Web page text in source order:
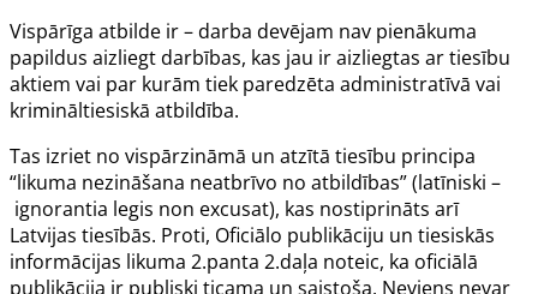
Vispārīga atbilde ir – darba devējam nav pienākuma
papildus aizliegt darbības, kas jau ir aizliegtas ar tiesību
aktiem vai par kurām tiek paredzēta administratīvā vai
krimināltiesiskā atbildība.
Tas izriet no vispārzināmā un atzītā tiesību principa
“likuma nezināšana neatbrīvo no atbildības” (latīniski –
ignorantia legis non excusat), kas nostiprināts arī
Latvijas tiesībās. Proti, Oficiālo publikāciju un tiesiskās
informācijas likuma 2.panta 2.daļa noteic, ka oficiālā
publikācija ir publiski ticama un saistoša. Neviens nevar